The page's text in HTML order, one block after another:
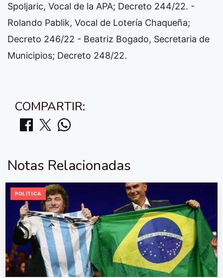
Spoljaric, Vocal de la APA; Decreto 244/22. -
Rolando Pablik, Vocal de Lotería Chaqueña;
Decreto 246/22 - Beatriz Bogado, Secretaria de
Municipios; Decreto 248/22.
COMPARTIR:
Notas Relacionadas
POLITICA